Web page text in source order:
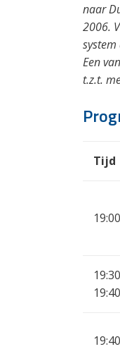
naar
2006.
Een
t.z.t.
Tijd
19:00
19:40